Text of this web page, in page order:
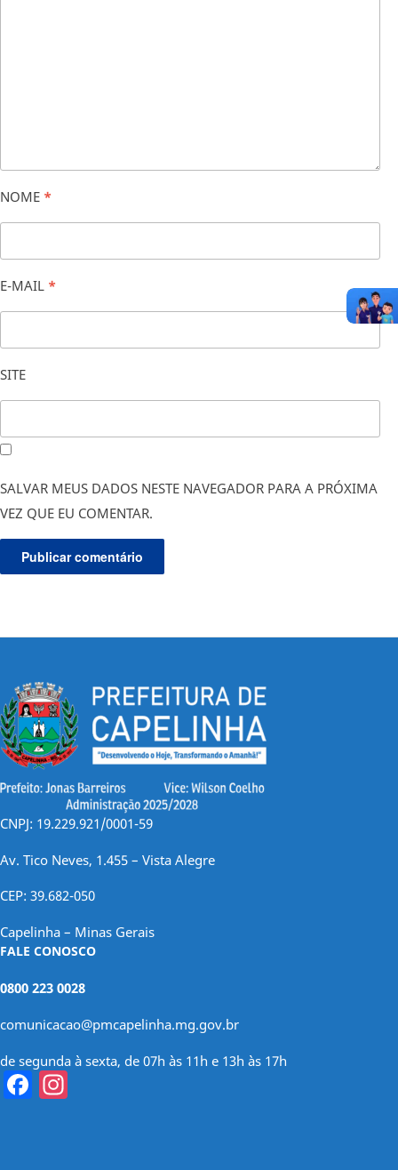
NOME *
E-MAIL *
SITE
SALVAR MEUS DADOS NESTE NAVEGADOR PARA A PRÓXIMA
VEZ QUE EU COMENTAR.
CNPJ: 19.229.921/0001-59
Av. Tico Neves, 1.455 – Vista Alegre
CEP: 39.682-050
Capelinha – Minas Gerais
FALE CONOSCO
0800 223 0028
comunicacao@pmcapelinha.mg.gov.br
de segunda à sexta, de 07h às 11h e 13h às 17h
Facebook